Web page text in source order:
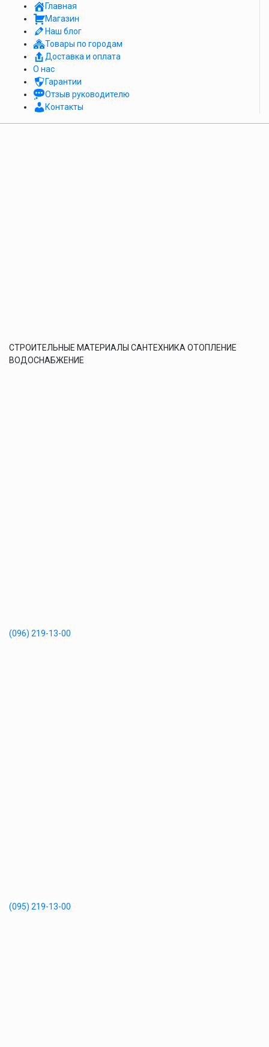
Главная
Магазин
Наш блог
Товары по городам
Доставка и оплата
О нас
Гарантии
Отзыв руководителю
Контакты
СТРОИТЕЛЬНЫЕ МАТЕРИАЛЫ САНТЕХНИКА ОТОПЛЕНИЕ
ВОДОСНАБЖЕНИЕ
(096) 219-13-00
(095) 219-13-00